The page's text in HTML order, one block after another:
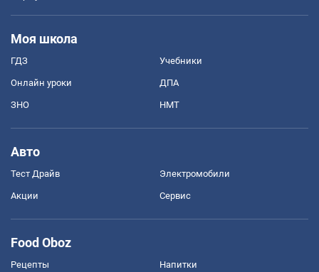
Моя школа
ГДЗ Учебники
Онлайн уроки ДПА
ЗНО НМТ
Авто
Тест Драйв Электромобили
Акции Сервис
Food Oboz
Рецепты Напитки